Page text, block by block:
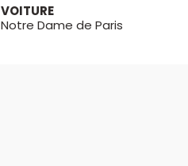
VOITURE
Notre Dame de Paris